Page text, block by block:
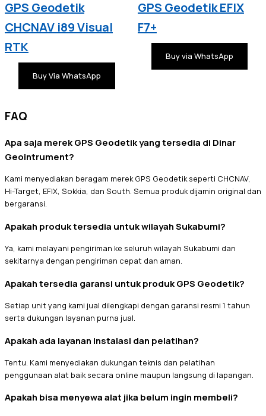
GPS Geodetik
CHCNAV i89 Visual
RTK
Buy Via WhatsApp
GPS Geodetik EFIX
F7+
Buy via WhatsApp
FAQ
Apa saja merek GPS Geodetik yang tersedia di Dinar
Geointrument?
Kami menyediakan beragam merek GPS Geodetik seperti CHCNAV,
Hi-Target, EFIX, Sokkia, dan South. Semua produk dijamin original dan
bergaransi.
Apakah produk tersedia untuk wilayah Sukabumi?
Ya, kami melayani pengiriman ke seluruh wilayah Sukabumi dan
sekitarnya dengan pengiriman cepat dan aman.
Apakah tersedia garansi untuk produk GPS Geodetik?
Setiap unit yang kami jual dilengkapi dengan garansi resmi 1 tahun
serta dukungan layanan purna jual.
Apakah ada layanan instalasi dan pelatihan?
Tentu. Kami menyediakan dukungan teknis dan pelatihan
penggunaan alat baik secara online maupun langsung di lapangan.
Apakah bisa menyewa alat jika belum ingin membeli?